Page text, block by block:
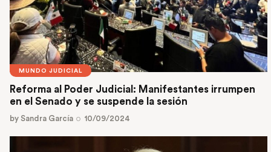
MUNDO JUDICIAL
Reforma al Poder Judicial: Manifestantes irrumpen
en el Senado y se suspende la sesión
by Sandra García 10/09/2024